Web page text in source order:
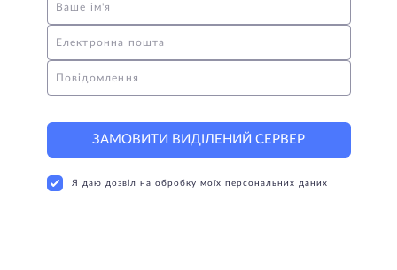
Ваше ім'я
Електронна пошта
Повідомлення
ЗАМОВИТИ ВИДІЛЕНИЙ СЕРВЕР
Я даю дозвіл на обробку моїх персональних даних